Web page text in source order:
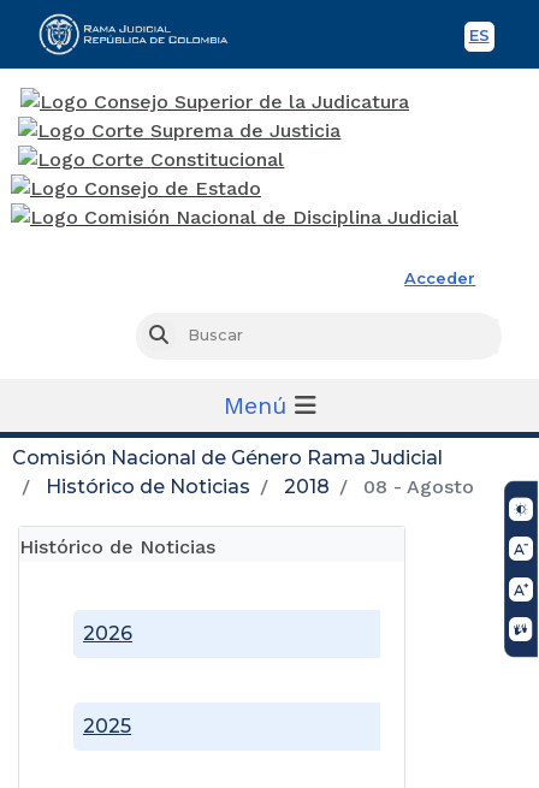
ES
Acceder
Buscar
Menú
Comisión Nacional de Género Rama Judicial
Histórico de Noticias
2018 08 - Agosto
Histórico de Noticias
2025
2026